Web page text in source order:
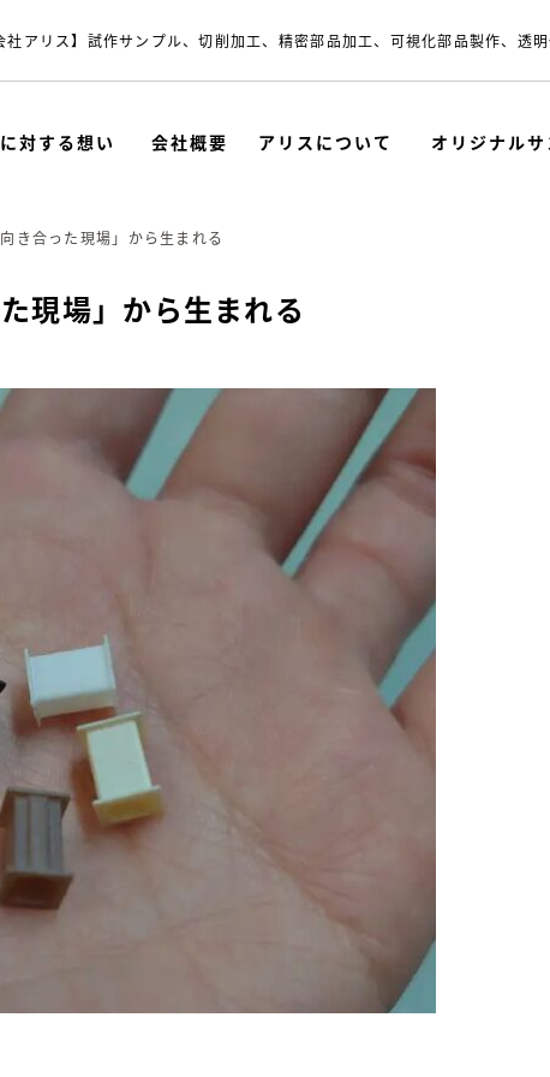
アリス】試作サンプル、切削加工、精密部品加工、可視化部品製作、透
対する想い 会社概要 アリスについて オリジナル
き合った現場」から生まれる
現場」から生まれる